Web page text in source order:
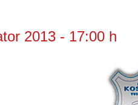
2013 - 17:00 h